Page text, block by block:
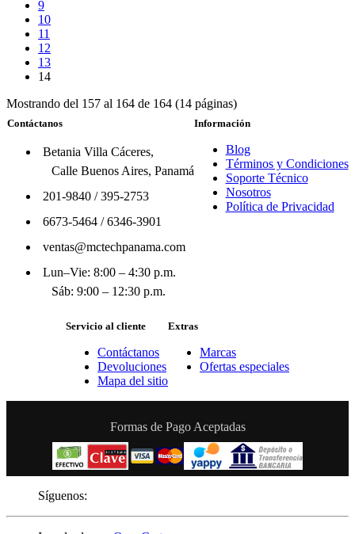
9
10
11
12
13
14
Mostrando del 157 al 164 de 164 (14 páginas)
Contáctanos
Betania Villa Cáceres,
Calle Buenos Aires, Panamá
201-9840/395-2753
6673-5464/6346-3901
ventas@mctechpanama.com
Lun–Vie: 8:00 – 4:30 p.m.
Sáb: 9:00 – 12:30 p.m.
Información
Blog
Términos y Condiciones
Soporte Técnico
Nosotros
Política de Privacidad
Servicio al cliente
Contáctanos
Devoluciones
Mapa del sitio
Extras
Marcas
Ofertas especiales
Formas de Pago Aceptadas
Síguenos: